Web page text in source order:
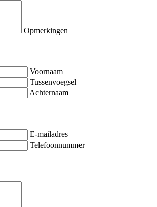
Opmerkingen
Voornaam
Tussenvoegsel
Achternaam
E-mailadres
Telefoonnummer